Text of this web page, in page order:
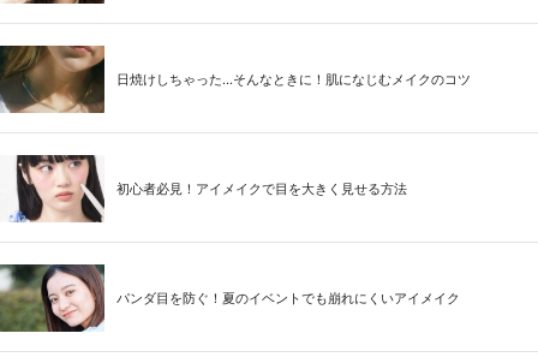
日焼けしちゃった...そんなときに！肌になじむメイクのコツ
初心者必見！アイメイクで目を大きく見せる方法
パンダ目を防ぐ！夏のイベントでも崩れにくいアイメイク